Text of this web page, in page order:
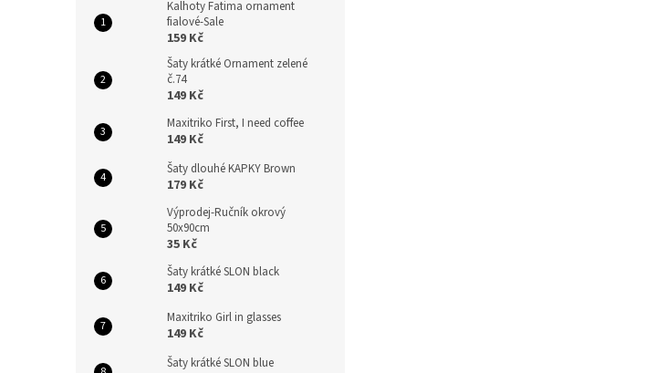
Kalhoty Fatima ornament
fialové-Sale
159 Kč
Šaty krátké Ornament zelené
č.74
149 Kč
Maxitriko First, I need coffee
149 Kč
Šaty dlouhé KAPKY Brown
179 Kč
Výprodej-Ručník okrový
50x90cm
35 Kč
Šaty krátké SLON black
149 Kč
Maxitriko Girl in glasses
149 Kč
Šaty krátké SLON blue